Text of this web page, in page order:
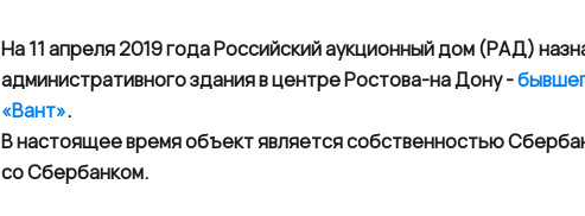
На 11 апреля 2019 года Российский аукционный дом (РАД)
административного здания в центре Ростова-на Дону -
«Вант».
В настоящее время объект является собственностью
со Сбербанком.